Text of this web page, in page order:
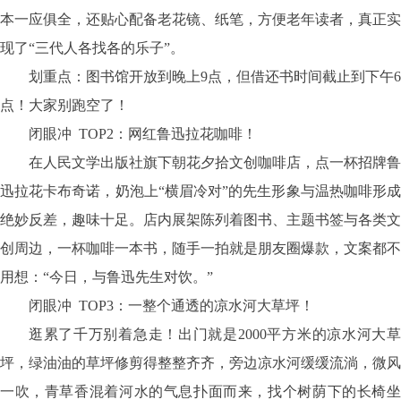
本一应俱全，还贴心配备老花镜、纸笔，方便老年读者，真正实
现了“三代人各找各的乐子”。
划重点：图书馆开放到晚上9点，但借还书时间截止到下午6
点！大家别跑空了！
闭眼冲 TOP2：网红鲁迅拉花咖啡！
在人民文学出版社旗下朝花夕拾文创咖啡店，点一杯招牌鲁
迅拉花卡布奇诺，奶泡上“横眉冷对”的先生形象与温热咖啡形成
绝妙反差，趣味十足。店内展架陈列着图书、主题书签与各类文
创周边，一杯咖啡一本书，随手一拍就是朋友圈爆款，文案都不
用想：“今日，与鲁迅先生对饮。”
闭眼冲 TOP3：一整个通透的凉水河大草坪！
逛累了千万别着急走！出门就是2000平方米的凉水河大草
坪，绿油油的草坪修剪得整整齐齐，旁边凉水河缓缓流淌，微风
一吹，青草香混着河水的气息扑面而来，找个树荫下的长椅坐